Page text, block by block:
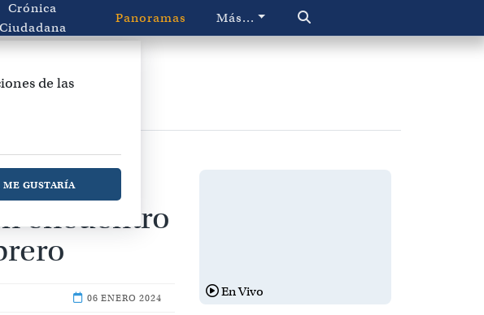
Crónica
Ciudadana
Panoramas Más...
años
encuentro
06 ENERO 2024 En Vivo
de las
ME GUSTARÍA